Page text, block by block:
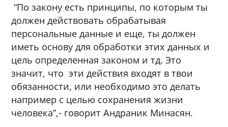
“По закону есть принципы, по которым ты
должен действовать обрабатывая
персональные данные и еще, ты должен
иметь основу для обработки этих данных и
цель определенная законом и тд. Это
значит, что эти действия входят в твои
обязанности, или необходимо это делать
например с целью сохранения жизни
человека”,- говорит Андраник Минасян.